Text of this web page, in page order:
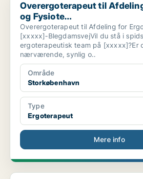
Overergoterapeut til
og Fysiote...
Overergoterapeut til Afdeling for
[xxxxx]-BlegdamsvejVil du stå i
ergoterapeutisk team på [xxxxx]?Er
nærværende, synlig o..
Område
Storkøbenhavn
Type
Ergoterapeut
Mere info
Ergoterapeut med hjerte for